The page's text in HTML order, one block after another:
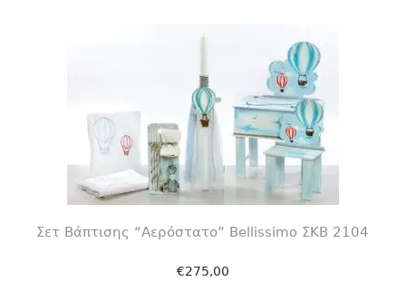
Σετ Βάπτισης “Αερόστατο” Bellissimo ΣΚΒ 2104
€275,00